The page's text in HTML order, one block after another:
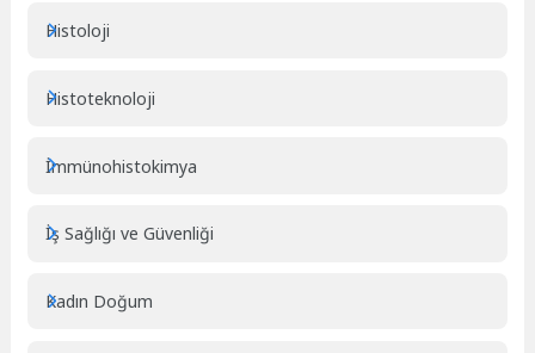
Histoloji
Histoteknoloji
İmmünohistokimya
İş Sağlığı ve Güvenliği
Kadın Doğum